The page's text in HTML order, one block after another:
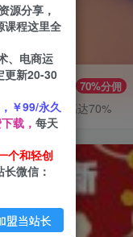
推广赚钱 70%分佣
推广返佣高达70%
源分享，
课程这里全
、电商运
更新20-30
￥99/永久
载， 每天
个和轻创
长微信：
盟当站长